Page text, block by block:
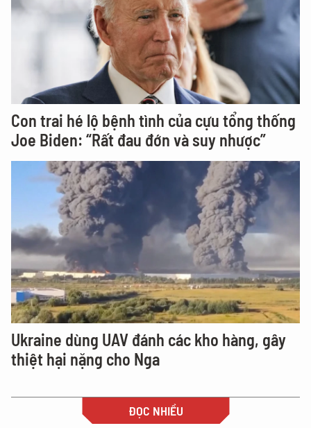
Con trai hé lộ bệnh tình của cựu tổng thống
Joe Biden: “Rất đau đớn và suy nhược”
Ukraine dùng UAV đánh các kho hàng, gây
thiệt hại nặng cho Nga
ĐỌC NHIỀU